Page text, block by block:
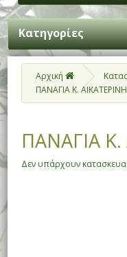
Κατηγορίες
Αρχική
ΠΑΝΑΓΙΑ Κ. ΑΙΚΑΤΕΡΙΝΗ
ΠΑΝΑΓΙΑ Κ.
Δεν υπάρχουν